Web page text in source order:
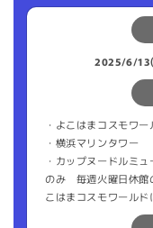
2025/6/13(
・よこはまコスモワー
・横浜マリンタワー
・カップヌードルミ
のみ 毎週火曜日休館
こはまコスモワールド